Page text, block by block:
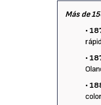
Más de
•
•
•